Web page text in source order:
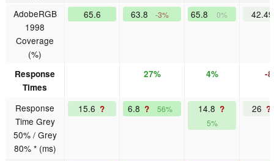
AdobeRGB
1998
Coverage
(%)
65.6 63.8 -3% 65.8 0%
Response
Times
27% 4% -
Response
Time Grey
50% / Grey
80% * (ms)
15.6 ? 6.8 ? 56% 14.8 ?
5%
26 ?